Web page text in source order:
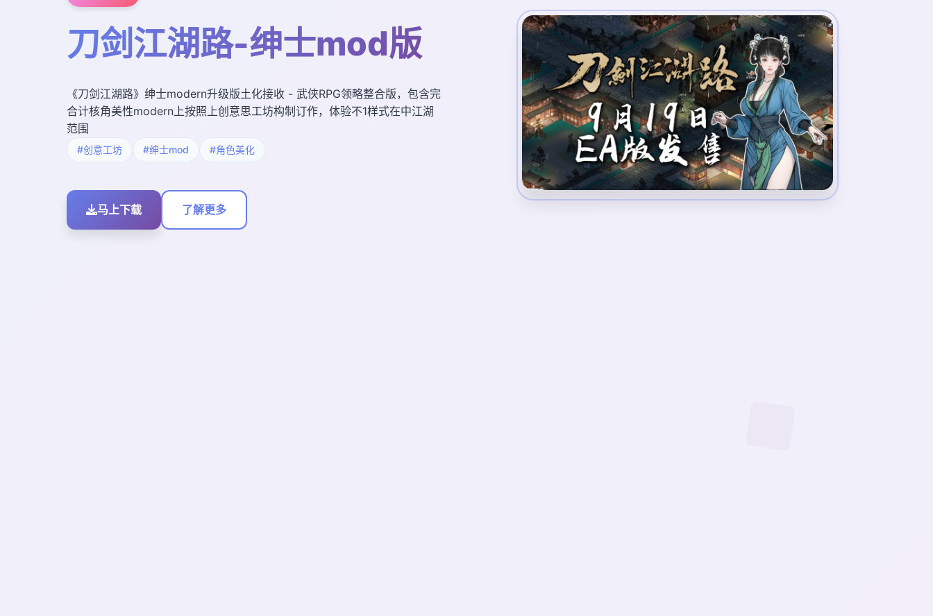
刀剑江湖路-绅士mod版
《刀剑江湖路》绅士modern升级版土化接收 - 武侠RPG领略整合版，包含完
合计核角美性modern上按照上创意思工坊构制订作，体验不1样式在中江湖
范围
#创意工坊 #绅士mod #角色美化
马上下载 了解更多